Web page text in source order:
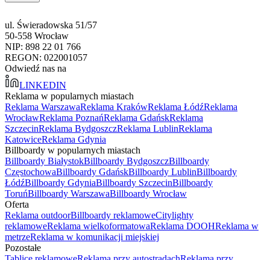
ul. Świeradowska 51/57
50-558 Wrocław
NIP: 898 22 01 766
REGON: 022001057
Odwiedź nas na
LINKEDIN
Reklama w popularnych miastach
Reklama WarszawaReklama KrakówReklama ŁódźReklama
WrocławReklama PoznańReklama GdańskReklama
SzczecinReklama BydgoszczReklama LublinReklama
KatowiceReklama Gdynia
Billboardy w popularnych miastach
Billboardy BiałystokBillboardy BydgoszczBillboardy
CzęstochowaBillboardy GdańskBillboardy LublinBillboardy
ŁódźBillboardy GdyniaBillboardy SzczecinBillboardy
ToruńBillboardy WarszawaBillboardy Wrocław
Oferta
Reklama outdoorBillboardy reklamoweCitylighty
reklamoweReklama wielkoformatowaReklama DOOHReklama w
metrzeReklama w komunikacji miejskiej
Pozostałe